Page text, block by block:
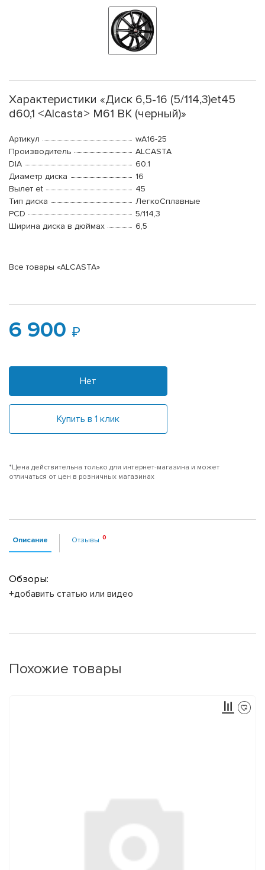
Характеристики «Диск 6,5-16 (5/114,3)et45
d60,1 <Alcasta> M61 BK (черный)»
Артикул
wA16-25
Производитель
ALCASTA
DIA
60.1
Диаметр диска
16
Вылет et
45
Тип диска
ЛегкоСплавные
PCD
5/114,3
Ширина диска в дюймах
6,5
Все товары «ALCASTA»
6 900
Нет
Купить в 1 клик
*Цена действительна только для интернет-магазина и может
отличаться от цен в розничных магазинах
Описание Отзывы
Обзоры:
+добавить статью или видео
Похожие товары